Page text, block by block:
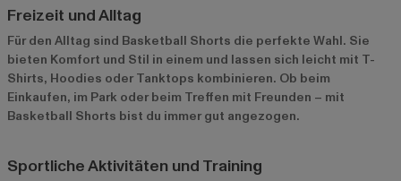
Freizeit und Alltag
Für den Alltag sind Basketball Shorts die perfekte Wahl. Sie
bieten Komfort und Stil in einem und lassen sich leicht mit T-
Shirts, Hoodies oder Tanktops kombinieren. Ob beim
Einkaufen, im Park oder beim Treffen mit Freunden – mit
Basketball Shorts bist du immer gut angezogen.
Sportliche Aktivitäten und Training